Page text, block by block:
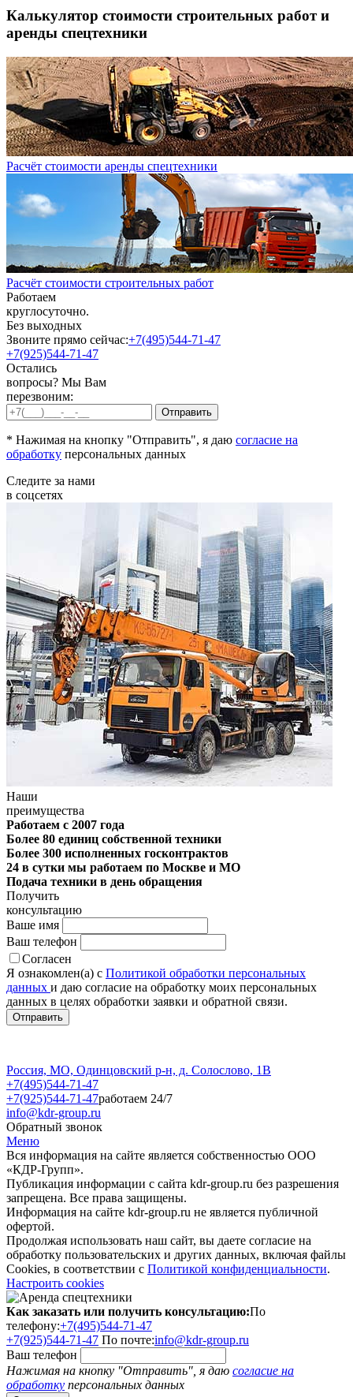
Калькулятор стоимости строительных работ и
аренды спецтехники
Расчёт стоимости аренды спецтехники
Расчёт стоимости строительных работ
Работаем
круглосуточно.
Без выходных
Звоните прямо сейчас:+7(495)544-71-47
+7(925)544-71-47
Остались
вопросы? Мы Вам
перезвоним:
* Нажимая на кнопку "Отправить", я даю согласие на
обработку персональных данных
Следите за нами
в соцсетях
Наши
преимущества
Работаем с 2007 года
Более 80 единиц собственной техники
Более 300 исполненных госконтрактов
24 в сутки мы работаем по Москве и МО
Подача техники в день обращения
Получить
консультацию
Ваше имя
Ваш телефон
Согласен
Я ознакомлен(а) с Политикой обработки персональных
данных и даю согласие на обработку моих персональных
данных в целях обработки заявки и обратной связи.
Россия, МО, Одинцовский р-н, д. Солослово, 1В
+7(495)544-71-47
+7(925)544-71-47работаем 24/7
info@kdr-group.ru
Обратный звонок
Меню
Вся информация на сайте является собственностью ООО
«КДР-Групп».
Публикация информации с сайта kdr-group.ru без разрешения
запрещена. Все права защищены.
Информация на сайте kdr-group.ru не является публичной
офертой.
Продолжая использовать наш сайт, вы даете согласие на
обработку пользовательских и других данных, включая файлы
Cookies, в соответствии с Политикой конфиденциальности.
Настроить cookies
Как заказать или получить консультацию:По
телефону:+7(495)544-71-47
+7(925)544-71-47 По почте:info@kdr-group.ru
Ваш телефон
Нажимая на кнопку "Отправить", я даю согласие на
обработку персональных данных